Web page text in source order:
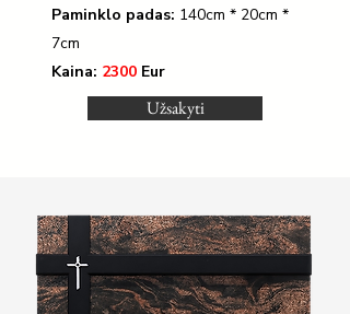
Paminklo padas: 140cm * 20cm *
7cm
Kaina: 2300 Eur
Užsakyti